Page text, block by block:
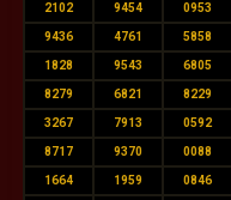
2102 9454 0953
9436 4761 5858
1828 9543 6805
8279 6821 8229
3267 7913 0592
8717 9370 0088
1664 1959 0846